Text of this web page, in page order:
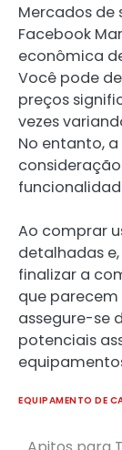
Mercados de
Facebook
econômica
Você pode
preços
vezes
No entanto,
Ao comprar
detalhadas
finalizar a
que
assegure-se
potenciais
EQUIPAMENTO DE